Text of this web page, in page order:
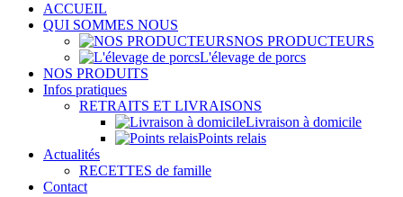
ACCUEIL
QUI SOMMES NOUS
NOS PRODUCTEURS
L'élevage de porcs
NOS PRODUITS
Infos pratiques
RETRAITS ET LIVRAISONS
Livraison à domicile
Points relais
Actualités
RECETTES de famille
Contact